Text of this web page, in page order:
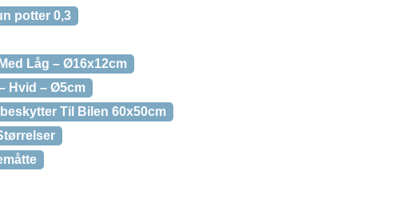
potter 0,3
Låg – Ø16x12cm
Hvid – Ø5cm
Til Bilen 60x50cm